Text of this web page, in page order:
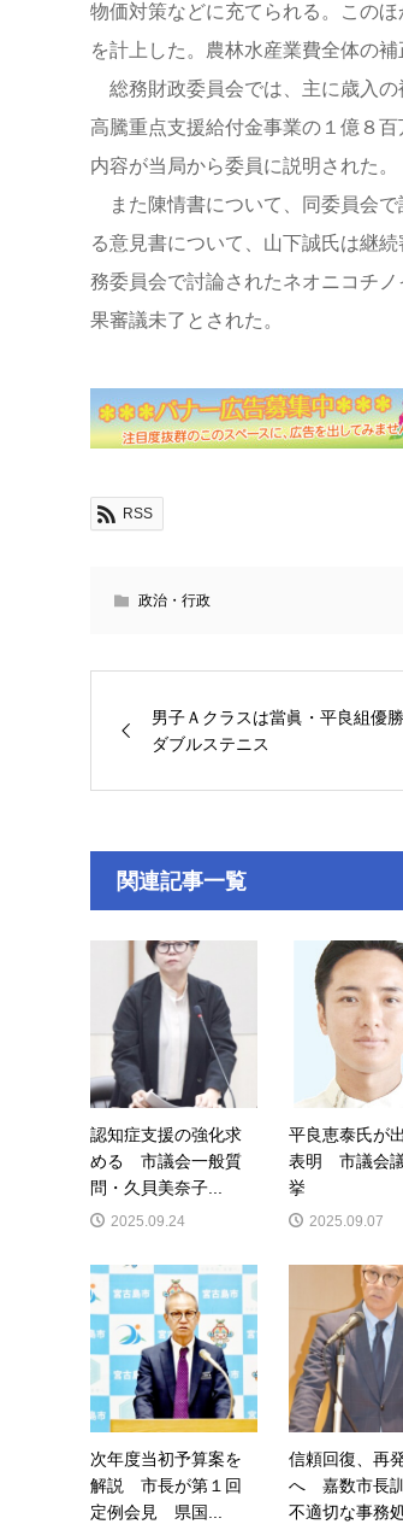
物価対策などに充てられる。この
を計上した。農林水産業費全体の補
総務財政委員会では、主に歳入の
高騰重点支援給付金事業の１億８
内容が当局から委員に説明された。
また陳情書について、同委員会で
る意見書について、山下誠氏は継
務委員会で討論されたネオニコチ
果審議未了とされた。
RSS
政治・行政
男子Ａクラスは當眞・平良組優
ダブルステニス
関連記事一覧
認知症支援の強化求
める 市議会一般質
問・久貝美奈子...
2025.09.24
平良恵泰氏が
表明 市議会
挙
2025.09.07
次年度当初予算案を
解説 市長が第１回
定例会見 県国...
信頼回復、再
へ 嘉数市長
不適切な事務